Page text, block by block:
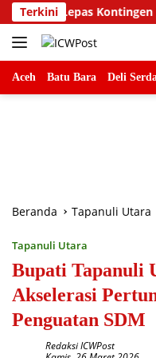
Langsung
ke
konten
Terkini
Kontingen Pramuka
Aceh Batu Bara Deli
Beranda Tapanuli Utara
Tapanuli Utara
Bupati Tapanuli
Akselerasi
Penguatan SDM
Redaksi ICWPost